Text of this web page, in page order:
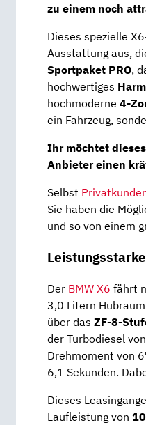
zu einem noch
Dieses spezielle
Ausstattung aus,
Sportpaket PRO,
hochwertiges
hochmoderne 4-
ein Fahrzeug,
Ihr möchtet
Anbieter einen
Selbst
Sie haben die
und so von einem
Der BMW X6 fährt
3,0 Litern
über das ZF-8-
der Turbodiesel
Drehmoment von
6,1 Sekunden.
Dieses
Laufleistung von